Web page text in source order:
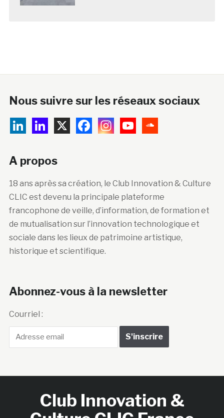
Nous suivre sur les réseaux sociaux
A propos
18 ans après sa création, le Club Innovation & Culture
CLIC est devenu la principale plateforme
francophone de veille, d’information, de formation et
de mutualisation sur l’innovation technologique et
sociale dans les lieux de patrimoine artistique,
historique et scientifique.
Abonnez-vous à la newsletter
Courriel :
Club Innovation &